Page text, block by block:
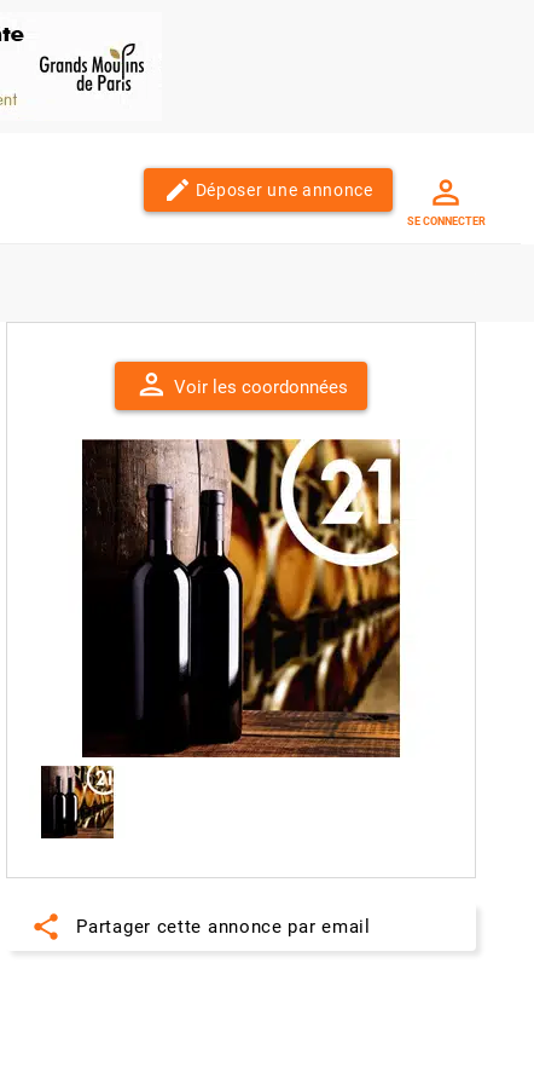
edit Déposer une annonce
SE CONNECTER
person Voir les coordonnées
share Partager cette annonce par email